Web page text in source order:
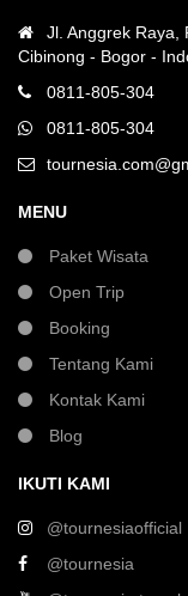
Jl. Anggrek Raya,
Cibinong - Bogor -
0811-805-304
0811-805-304
MENU
Paket Wisata
Open Trip
Booking
Tentang Kami
Kontak Kami
Blog
IKUTI KAMI
@tournesiaofficial
@tournesia